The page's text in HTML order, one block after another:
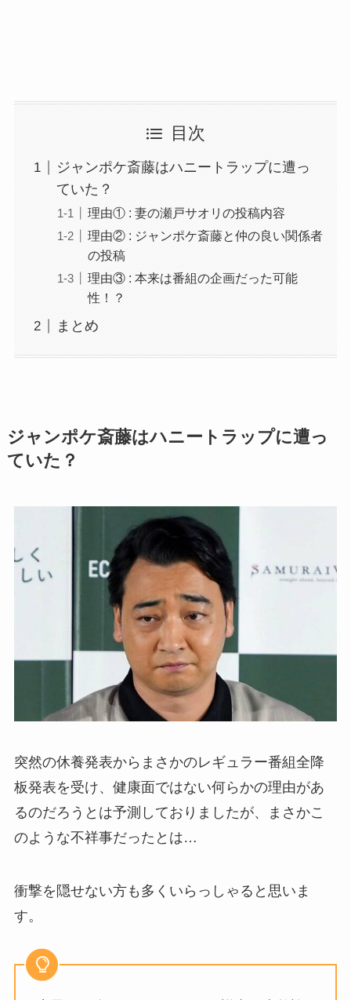
目次
ジャンポケ斎藤はハニートラップに遭っ
ていた？
理由① : 妻の瀬戸サオリの投稿内容
理由② : ジャンポケ斎藤と仲の良い関係者
の投稿
理由③ : 本来は番組の企画だった可能
性！？
まとめ
ジャンポケ斎藤はハニートラップに遭っ
ていた？
突然の休養発表からまさかのレギュラー番組全降
板発表を受け、健康面ではない何らかの理由があ
るのだろうとは予測しておりましたが、まさかこ
のような不祥事だったとは…
衝撃を隠せない方も多くいらっしゃると思いま
す。